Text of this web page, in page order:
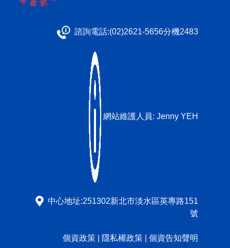
諮詢電話:(02)2621-5656分機2483
網站維護人員: Jenny YEH
中心地址:251302新北市淡水區英專路151
號
個資政策 隱私權政策 個資告知聲明